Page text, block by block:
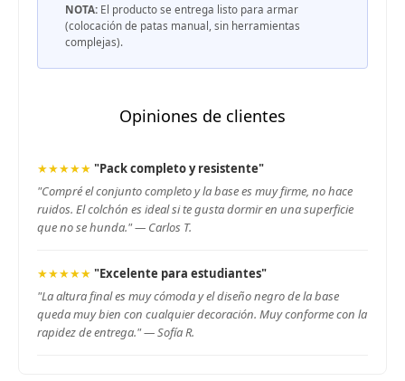
NOTA: El producto se entrega listo para armar
(colocación de patas manual, sin herramientas
complejas).
Opiniones de clientes
★★★★★ "Pack completo y resistente"
"Compré el conjunto completo y la base es muy firme, no hace
ruidos. El colchón es ideal si te gusta dormir en una superficie
que no se hunda." — Carlos T.
★★★★★ "Excelente para estudiantes"
"La altura final es muy cómoda y el diseño negro de la base
queda muy bien con cualquier decoración. Muy conforme con la
rapidez de entrega." —Sofía R.